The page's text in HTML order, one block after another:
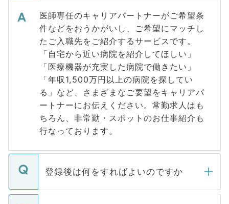
医師専任のキャリアパートナーがご希望条
件などをおうかがいし、ご希望にマッチし
たご入職先をご紹介するサービスです。
「自宅から近い病院を紹介してほしい」
「医療機器が充実した病院で働きたい」
「年収1,500万円以上の病院を探してい
る」など、さまざまなご要望をキャリアパ
ートナーにお伝えください。常勤求人はも
ちろん、非常勤・スポットのお仕事紹介も
行なっております。
登録後は何をすればよいのですか
ご登録いただきましたら、弊社担当者がご